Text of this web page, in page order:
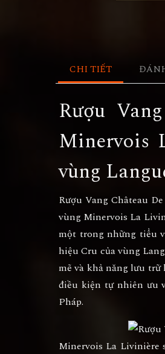
CHI TIẾT
Rượu
Minervois
vùng
Rượu Vang Château
vùng Minervois La
một trong những tiểu
hiệuCru của vùng
mẽ và khả năng lưu trữ
điều kiện tự nhiên ưu
Pháp.
Minervois La Livinière